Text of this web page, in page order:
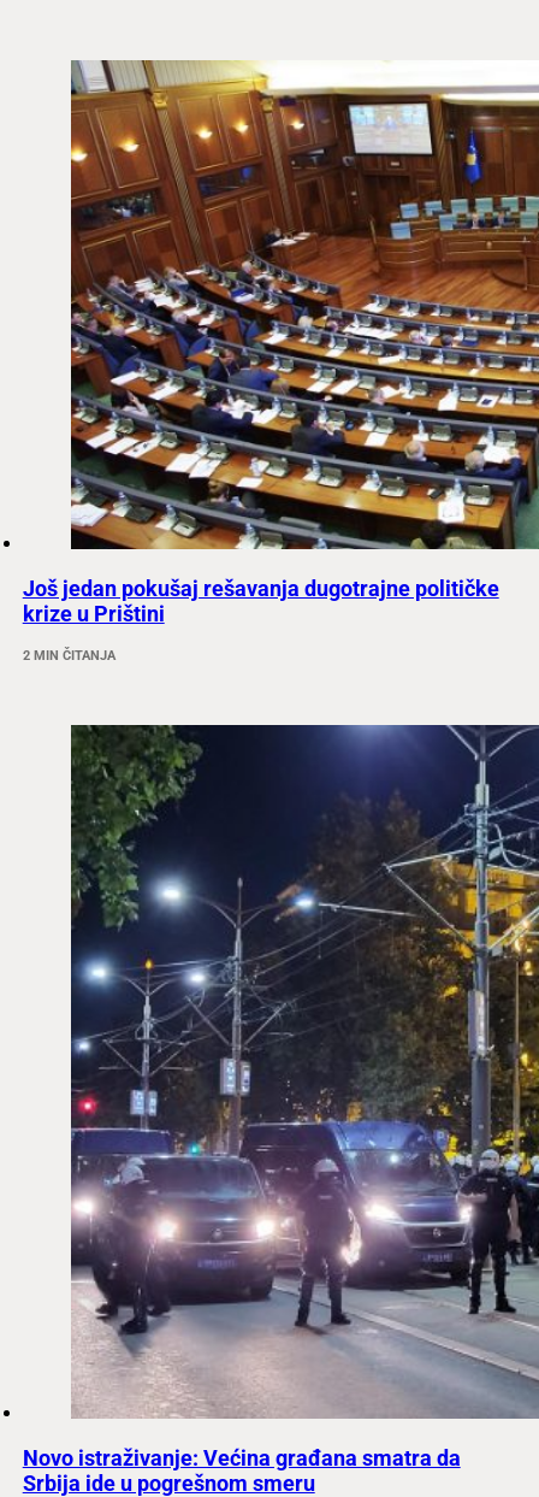
Još jedan pokušaj rešavanja dugotrajne političke
krize u Prištini
2 MIN ČITANJA
Novo istraživanje: Većina građana smatra da
Srbija ide u pogrešnom smeru